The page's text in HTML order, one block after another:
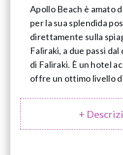
Apollo Beach è amato
per la sua splendida
direttamente sulla
Faliraki, a due passi
di Faliraki. È un hotel
offre un ottimo livello
+